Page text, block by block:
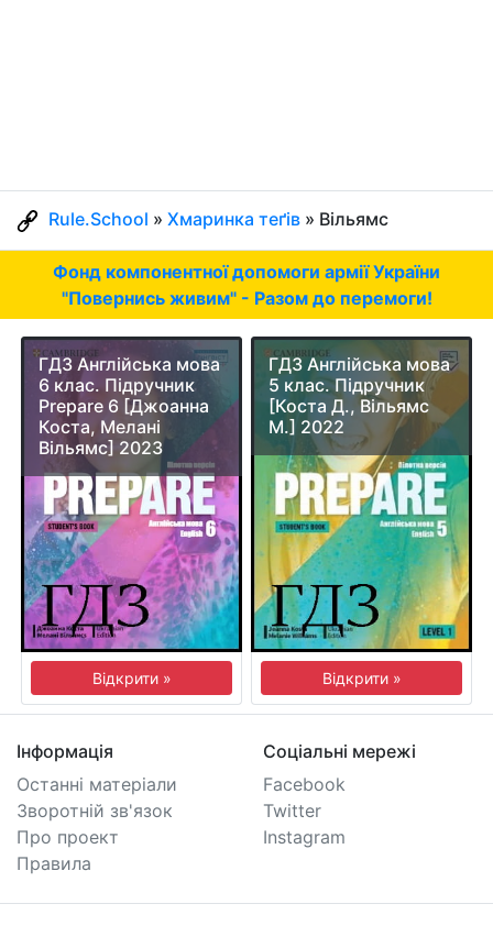
Rule.School » Хмаринка теґів » Вільямс
Фонд компонентної допомоги армії України
"Повернись живим" - Разом до перемоги!
ГДЗ Англійська мова
6 клас. Підручник
Prepare 6 [Джоанна
Коста, Мелані
Вільямс] 2023
Відкрити »
ГДЗ Англійська мова
5 клас. Підручник
[Коста Д., Вільямс
М.] 2022
Відкрити »
Інформація
Останні матеріали
Зворотній зв'язок
Про проект
Правила
Соціальні мережі
Facebook
Twitter
Instagram